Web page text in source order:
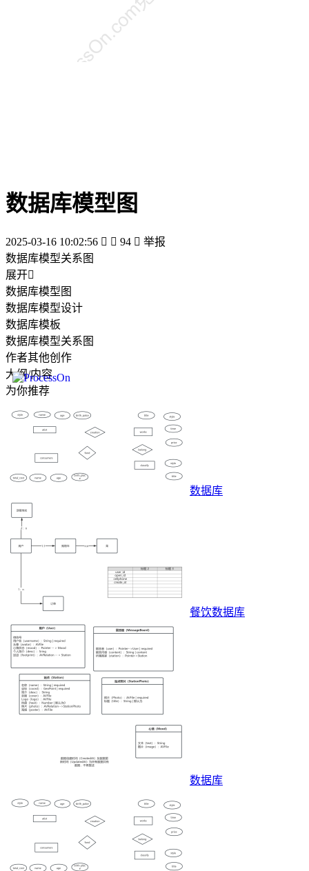
数据库模型图
2025-03-16 10:02:56   94  举报
数据库模型关系图
展开
数据库模型图
数据库模型设计
数据库模板
数据库模型关系图
作者其他创作
大纲/内容
为你推荐
数据库
餐饮数据库
数据库